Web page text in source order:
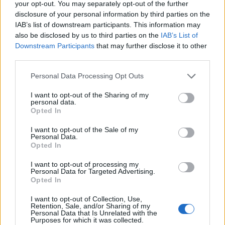
your opt-out. You may separately opt-out of the further
disclosure of your personal information by third parties on the
IAB’s list of downstream participants. This information may
also be disclosed by us to third parties on the IAB’s List of
Downstream Participants that may further disclose it to other
Personal Data Processing Opt Outs
I want to opt-out of the Sharing of my
personal data.
Opted In
I want to opt-out of the Sale of my
Personal Data.
Opted In
I want to opt-out of processing my
Personal Data for Targeted Advertising.
Opted In
I want to opt-out of Collection, Use,
Retention, Sale, and/or Sharing of my
Personal Data that Is Unrelated with the
Purposes for which it was collected.
9 10:00
AVG
9
Tačke na patrulji: Dino-film
16:00
10
Minute za šah z Nejcem
09:00
Najbolj brano
Pretep v gostinskem lokalu v Velenju: 46-letnik
(VIDEO) "Mislil sem, da je konec": Lastnik
velenjske picerije o padcu s padalom na
Dopustniška drama: Policija pričakala letalo s
Korošico po pristanku
Na Šaleški cesti v Velenju občanka poškodovala